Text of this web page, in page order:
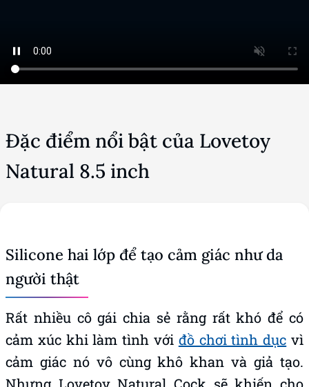
Đặc điểm nổi bật của Lovetoy
Natural 8.5 inch
Silicone hai lớp để tạo cảm giác như da
người thật
Rất nhiều cô gái chia sẻ rằng rất khó để có
cảm xúc khi làm tình với đồ chơi tình dục
vì
cảm giác nó vô cùng khô khan và giả tạo.
Nhưng Lovetoy Natural Cock sẽ khiến cho